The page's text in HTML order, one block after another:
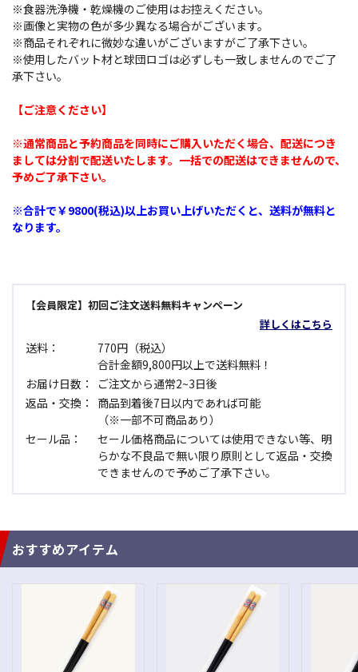
※食器洗浄機・乾燥機のご使用はお控えください。
※画像と実物の色が多少異なる場合がございます。
※商品それぞれに微妙な違いがございますがご了承下さい。
※使用したバット材と球団ロゴは必ずしも一致しませんのでご了
承下さい。
【ご注意ください】
※通常商品と予約商品を同時にご購入いただく場合、配送につき
ましては分割で配送いたします。一括での配送はできませんので、
予めご了承下さい。
※合計で￥9800(税込)以上お買い上げいただくと、送料が無料と
なります。
【会員限定】初回ご注文送料無料キャンペーン
詳しくはこちら
送料：
770円（税込）
合計金額9,800円以上で送料無料！
お届け日数：
ご注文から通常2~3日後
返品・交換：
商品到着後7日以内であれば可能
（※一部不可商品あり）
セール品：
セール価格商品については使用できない等、明
らかな不良品で無い限り原則として返品・交換
できませんので予めご了承下さい。
おすすめアイテム